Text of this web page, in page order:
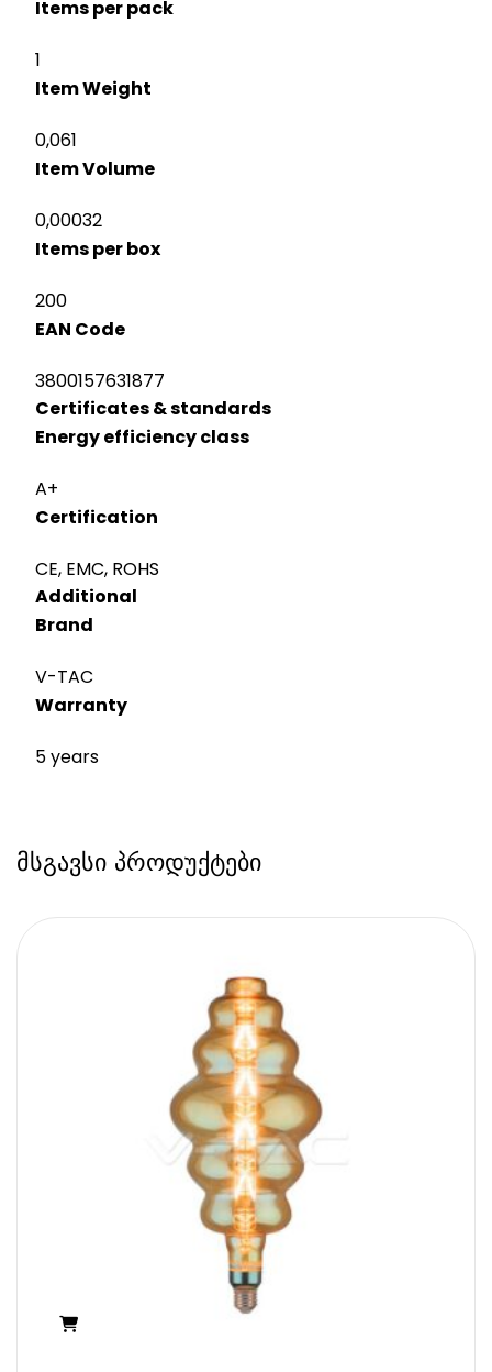
Items per pack
1
Item Weight
0,061
Item Volume
0,00032
Items per box
200
EAN Code
3800157631877
Certificates & standards
Energy efficiency class
A+
Certification
CE, EMC, ROHS
Additional
Brand
V-TAC
Warranty
5 years
მსგავსი პროდუქტები